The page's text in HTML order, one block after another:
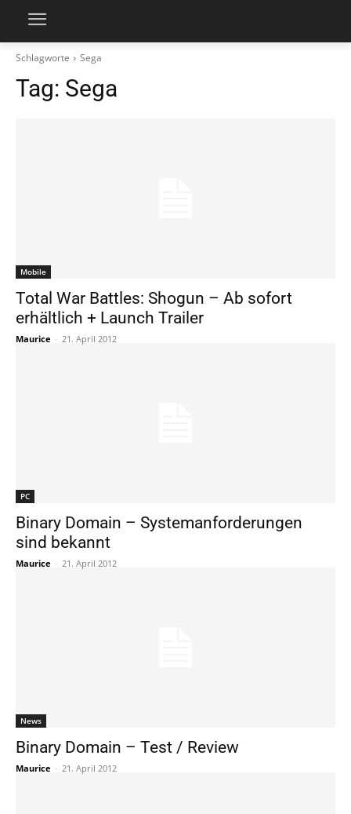
Schlagworte Sega
Tag: Sega
Mobile
Total War Battles: Shogun – Ab sofort
erhältlich + Launch Trailer
Maurice - 21. April 2012
PC
Binary Domain – Systemanforderungen
sind bekannt
Maurice - 21. April 2012
News
Binary Domain – Test / Review
Maurice - 21. April 2012